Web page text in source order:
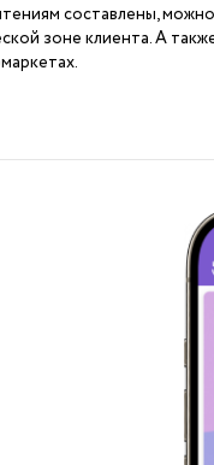
составлены,
зоне клиента. А